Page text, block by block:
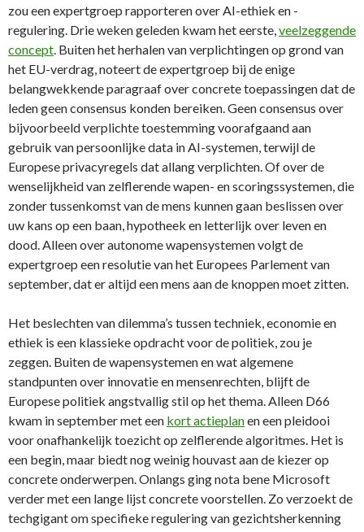
zou een expertgroep rapporteren over AI-ethiek en -
regulering. Drie weken geleden kwam het eerste,veelzeggende
concept. Buiten het herhalen van verplichtingen op grond van
het EU-verdrag, noteert de expertgroep bij de enige
belangwekkende paragraaf over concrete toepassingen dat de
leden geen consensus konden bereiken. Geen consensus over
bijvoorbeeld verplichte toestemming voorafgaand aan
gebruik van persoonlijke data in AI-systemen, terwijl de
Europese privacyregels dat allang verplichten. Of over de
wenselijkheid van zelflerende wapen- en scoringssystemen, die
zonder tussenkomst van de mens kunnen gaan beslissen over
uw kans op een baan, hypotheek en letterlijk over leven en
dood. Alleen over autonome wapensystemen volgt de
expertgroep een resolutie van het Europees Parlement van
september, dat er altijd een mens aan de knoppen moet zitten.
Het beslechten van dilemma’s tussen techniek, economie en
ethiek is een klassieke opdracht voor de politiek, zou je
zeggen. Buiten de wapensystemen en wat algemene
standpunten over innovatie en mensenrechten, blijft de
Europese politiek angstvallig stil op het thema. Alleen D66
kwam in september met een kort actieplanen een pleidooi
voor onafhankelijk toezicht op zelflerende algoritmes. Het is
een begin, maar biedt nog weinig houvast aan de kiezer op
concrete onderwerpen. Onlangs ging nota bene Microsoft
verder met een lange lijst concrete voorstellen. Zo verzoekt de
techgigant om specifieke regulering van gezichtsherkenning